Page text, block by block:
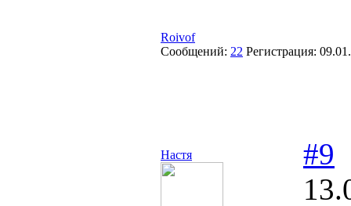
Roivof
Сообщений: 22 Регистрация:
Настя
#9